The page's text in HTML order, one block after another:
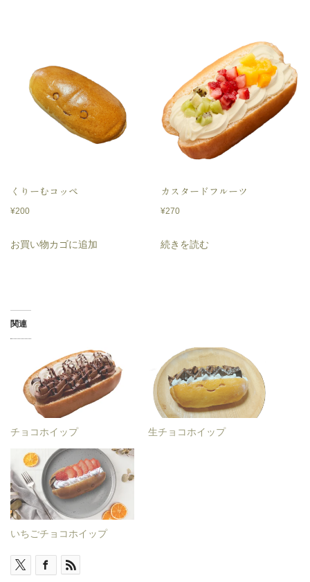
くりーむコッペ
¥200
お買い物カゴに追加
カスタードフルーツ
¥270
続きを読む
関連
チョコホイップ 生チョコホイップ
いちごチョコホイップ